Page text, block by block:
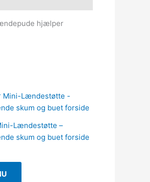
hjælper
Lændestøtte –
skum og buet forside